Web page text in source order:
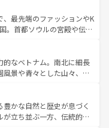
報
しい。
おり、サーフィンやダイ
ドア好きにはたまらな
力を存分に味わいつくそ
湾東部など、都市の喧騒
訪れる人に新しい発見と
奥深い台湾の食文化も魅
、バラエティ豊かな料理
台湾情報は コンテンツ一覧を参
最先端のファッションやK
。首都ソウルの宮殿や伝統
の自然美を楽しむことが
絶品のストリートフード
ている。夜には、韓国な
彩な魅力を心ゆくまで味
なお、新着の韓国情報はコンテンツ一
的なベトナム。南北に細長
景や青々とした山々、世
ハノイの古い町並みやホ
建物も、独特の雰囲気を
ィの豊かさとおいしさで
かな自然と歴史が息づく
立ち並ぶ一方、伝統的な